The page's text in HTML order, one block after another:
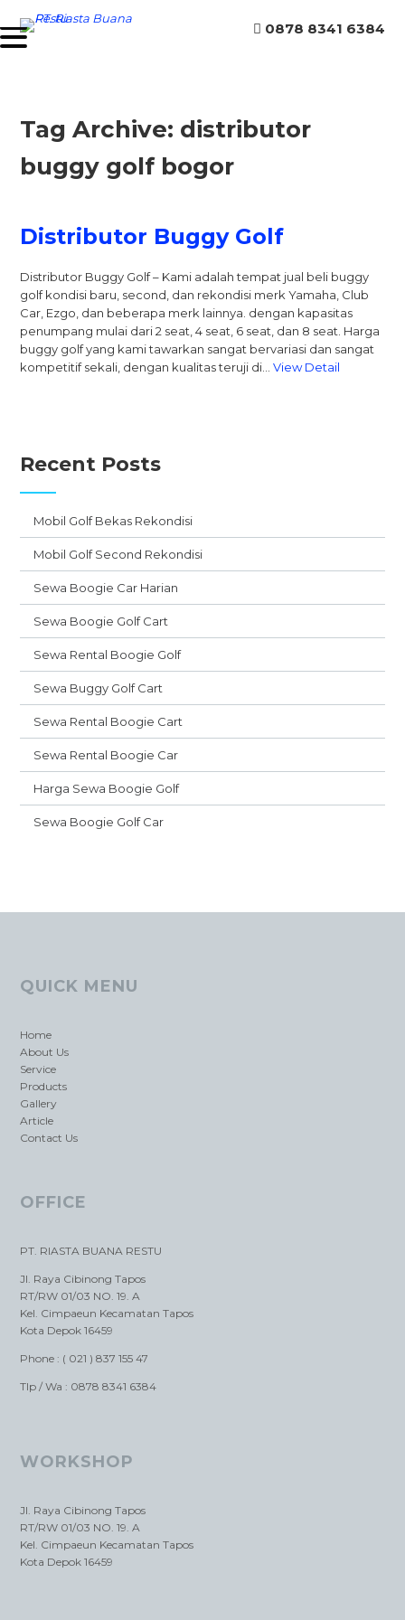
0878 8341 6384
Tag Archive: distributor
buggy golf bogor
Distributor Buggy Golf
Distributor Buggy Golf – Kami adalah tempat jual beli buggy
golf kondisi baru, second, dan rekondisi merk Yamaha, Club
Car, Ezgo, dan beberapa merk lainnya. dengan kapasitas
penumpang mulai dari 2 seat, 4 seat, 6 seat, dan 8 seat. Harga
buggy golf yang kami tawarkan sangat bervariasi dan sangat
kompetitif sekali, dengan kualitas teruji di…View Detail
Recent Posts
Mobil Golf Bekas Rekondisi
Mobil Golf Second Rekondisi
Sewa Boogie Car Harian
Sewa Boogie Golf Cart
Sewa Rental Boogie Golf
Sewa Buggy Golf Cart
Sewa Rental Boogie Cart
Sewa Rental Boogie Car
Harga Sewa Boogie Golf
Sewa Boogie Golf Car
QUICK MENU
Home
About Us
Service
Products
Gallery
Article
Contact Us
OFFICE
PT. RIASTA BUANA RESTU
Jl. Raya Cibinong Tapos
RT/RW 01/03 NO. 19. A
Kel. Cimpaeun Kecamatan Tapos
Kota Depok 16459
Phone : ( 021 ) 837 155 47
Tlp / Wa : 0878 8341 6384
WORKSHOP
Jl. Raya Cibinong Tapos
RT/RW 01/03 NO. 19. A
Kel. Cimpaeun Kecamatan Tapos
Kota Depok 16459